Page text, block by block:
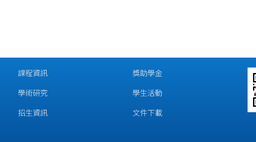
課程資訊
學術研究
招生資訊
獎助學金
學生活動
文件下載